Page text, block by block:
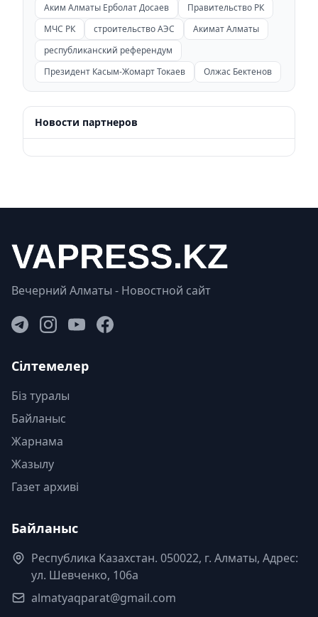
Аким Алматы Ерболат Досаев
Правительство РК
МЧС РК
строительство АЭС
Акимат Алматы
республиканский референдум
Президент Касым-Жомарт Токаев
Олжас Бектенов
Новости партнеров
Вечерний Алматы - Новостной сайт
Сілтемелер
Біз туралы
Байланыс
Жарнама
Жазылу
Газет архиві
Байланыс
Республика Казахстан. 050022, г. Алматы, Адрес:
ул. Шевченко, 106а
almatyaqparat@gmail.com